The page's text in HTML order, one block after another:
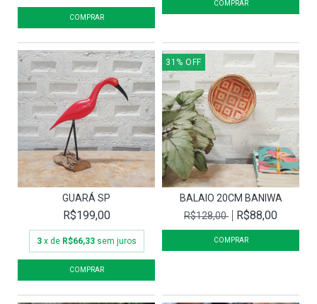
GUARÁ SP
R$199,00
3 x de R$66,33 sem juros
31 % OFF
BALAIO 20CM BANIWA
R$128,00
R$88,00